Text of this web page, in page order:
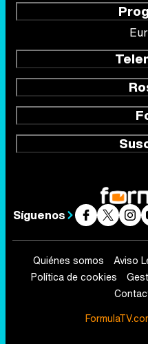
Síguenos
Quiénes somos Aviso
Política de cookies